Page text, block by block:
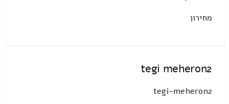
מחירון
tegi meheron2
tegi-meheron2